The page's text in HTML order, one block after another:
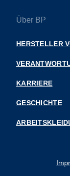
Über BP
HERSTELLER
KARRIERE
GESCHICHTE